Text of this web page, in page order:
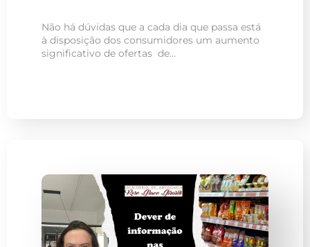
Não há dúvidas que a cada dia que passa está
à disposição dos consumidores um aumento
significativo de ofertas de…